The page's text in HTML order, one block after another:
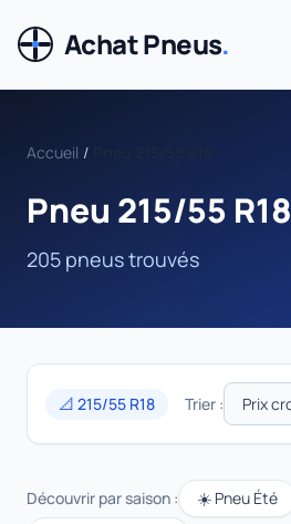
Achat Pneus.
Accueil /
Pneu 215/55 R18
205 pneus trouvés
📐 215/55 R18 Trier :
Découvrir par saison : ☀️ Pneu Été